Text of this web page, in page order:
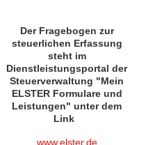
Der Fragebogen zur
steuerlichen Erfassung
steht im
Dienstleistungsportal der
Steuerverwaltung "Mein
ELSTER Formulare und
Leistungen" unter dem
Link
www.elster.de